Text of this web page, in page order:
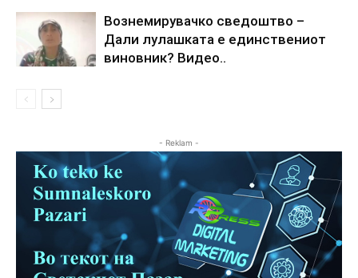
Вознемирувачко сведоштво –
Дали лулашката е единствениот
виновник? Видео..
- Reklam -